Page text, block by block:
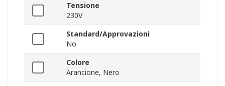
Tensione
230V
Standard/Approvazioni
No
Colore
Arancione, Nero